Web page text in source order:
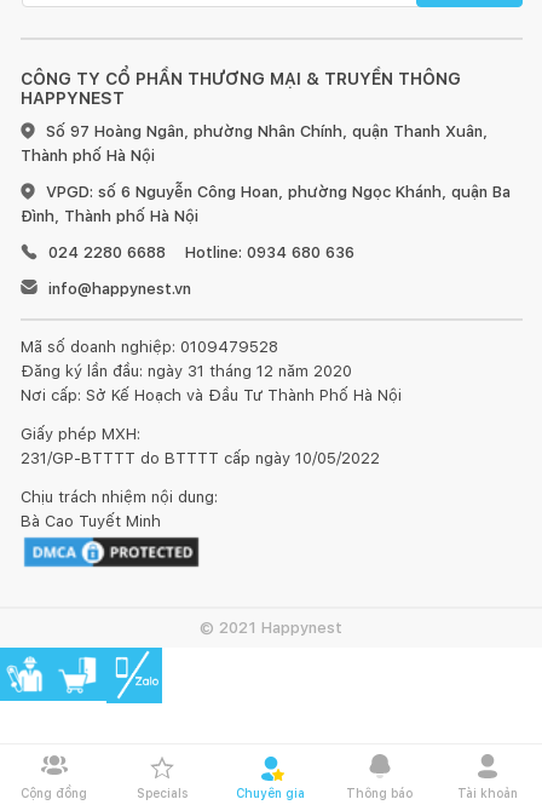
Cộng đồng Specials Chuyên gia Thông báo Tài khoản
CÔNG TY CỔ PHẦN THƯƠNG MẠI & TRUYỀN THÔNG
HAPPYNEST
Số 97 Hoàng Ngân, phường Nhân Chính, quận Thanh Xuân,
Thành phố Hà Nội
VPGD: số 6 Nguyễn Công Hoan, phường Ngọc Khánh, quận Ba
Đình, Thành phố Hà Nội
024 2280 6688
Hotline: 0934 680 636
info@happynest.vn
Mã số doanh nghiệp: 0109479528
Đăng ký lần đầu: ngày 31 tháng 12 năm 2020
Nơi cấp: Sở Kế Hoạch và Đầu Tư Thành Phố Hà Nội
Giấy phép MXH:
231/GP-BTTTT do BTTTT cấp ngày 10/05/2022
Chịu trách nhiệm nội dung:
Bà Cao Tuyết Minh
© 2021 Happynest